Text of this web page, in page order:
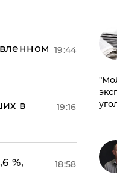
19:44
в
19:16
%,
18:58